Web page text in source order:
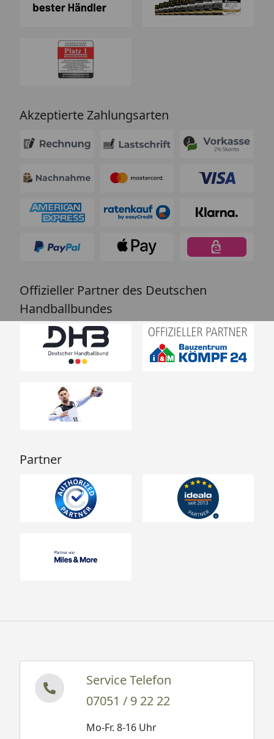
Akzeptierte Zahlungsarten
Offizieller Partner des Deutschen
Handballbundes
Partner
Service Telefon
07051 / 9 22 22
Mo-Fr. 8-16 Uhr